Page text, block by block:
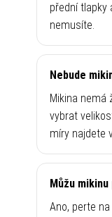
přední tlapky
nemusíte.
Nebude
Mikina nemá
vybrat
míry najdete
Můžu
Ano, perte